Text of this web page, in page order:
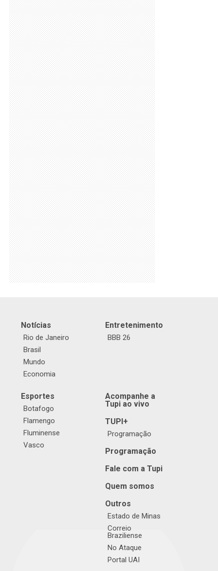
Notícias
Rio de Janeiro
Brasil
Mundo
Economia
Entretenimento
BBB 26
Esportes
Botafogo
Flamengo
Fluminense
Vasco
Acompanhe a
Tupi ao vivo
TUPI+
Programação
Programação
Fale com a Tupi
Quem somos
Outros
Estado de Minas
Correio
Braziliense
No Ataque
Portal UAI